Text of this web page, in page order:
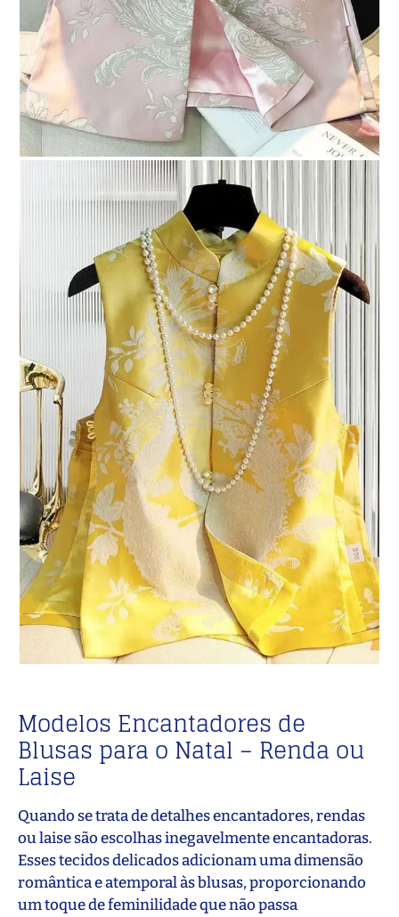
Modelos Encantadores de
Blusas para o Natal – Renda ou
Laise
Quando se trata de detalhes encantadores, rendas
ou laise são escolhas inegavelmente encantadoras.
Esses tecidos delicados adicionam uma dimensão
romântica e atemporal às blusas, proporcionando
um toque de feminilidade que não passa